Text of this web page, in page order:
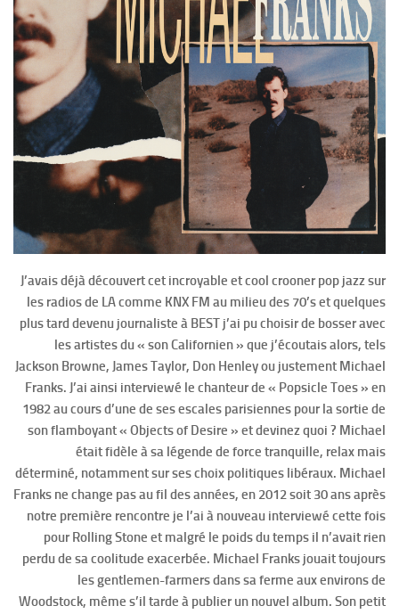
J’avais déjà découvert cet incroyable et cool crooner pop jazz sur
les radios de LA comme KNX FM au milieu des 70’s et quelques
plus tard devenu journaliste à BEST j’ai pu choisir de bosser avec
les artistes du « son Californien » que j’écoutais alors, tels
Jackson Browne, James Taylor, Don Henley ou justement Michael
Franks. J’ai ainsi interviewé le chanteur de « Popsicle Toes » en
1982 au cours d’une de ses escales parisiennes pour la sortie de
son flamboyant « Objects of Desire » et devinez quoi ? Michael
était fidèle à sa légende de force tranquille, relax mais
déterminé, notamment sur ses choix politiques libéraux. Michael
Franks ne change pas au fil des années, en 2012 soit 30 ans après
notre première rencontre je l’ai à nouveau interviewé cette fois
pour Rolling Stone et malgré le poids du temps il n’avait rien
perdu de sa coolitude exacerbée. Michael Franks jouait toujours
les gentlemen-farmers dans sa ferme aux environs de
Woodstock, même s’il tarde à publier un nouvel album. Son petit